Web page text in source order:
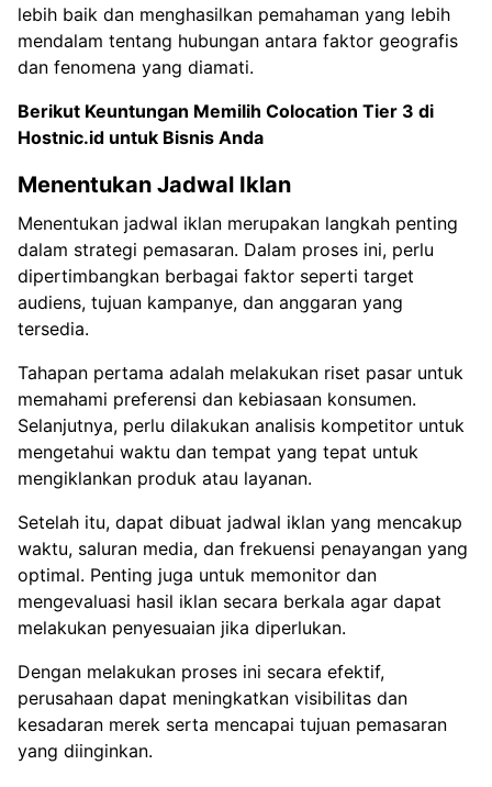
lebih baik dan menghasilkan pemahaman yang lebih
mendalam tentang hubungan antara faktor geografis
dan fenomena yang diamati.
Berikut Keuntungan Memilih Colocation Tier 3 di
Hostnic.id untuk Bisnis Anda
Menentukan Jadwal Iklan
Menentukan jadwal iklan merupakan langkah penting
dalam strategi pemasaran. Dalam proses ini, perlu
dipertimbangkan berbagai faktor seperti target
audiens, tujuan kampanye, dan anggaran yang
tersedia.
Tahapan pertama adalah melakukan riset pasar untuk
memahami preferensi dan kebiasaan konsumen.
Selanjutnya, perlu dilakukan analisis kompetitor untuk
mengetahui waktu dan tempat yang tepat untuk
mengiklankan produk atau layanan.
Setelah itu, dapat dibuat jadwal iklan yang mencakup
waktu, saluran media, dan frekuensi penayangan yang
optimal. Penting juga untuk memonitor dan
mengevaluasi hasil iklan secara berkala agar dapat
melakukan penyesuaian jika diperlukan.
Dengan melakukan proses ini secara efektif,
perusahaan dapat meningkatkan visibilitas dan
kesadaran merek serta mencapai tujuan pemasaran
yang diinginkan.